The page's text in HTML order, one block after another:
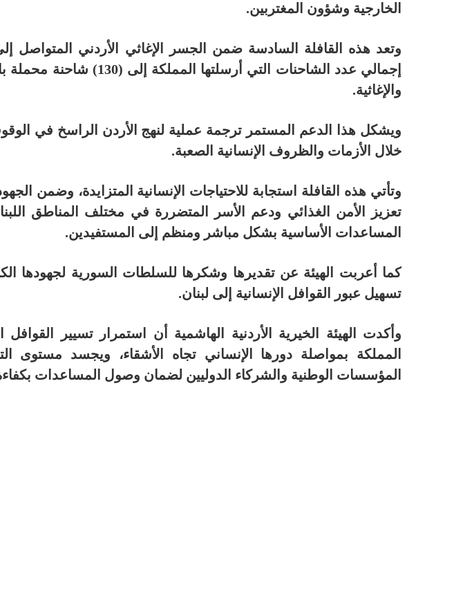
الخارجية وشؤون المغتربين.
وتعد هذه القافلة السادسة ضمن الجسر الإغاثي الأردني المتواصل
إجمالي عدد الشاحنات التي أرسلتها
والإغاثية.
ويشكل هذا الدعم المستمر ترجمة عملية لنهج الأردن الراسخ في
خلال الأزمات والظروف الإنسانية الصعبة.
وتأتي هذه القافلة استجابة للاحتياجات الإنسانية المتزايدة، وضمن
تعزيز الأمن الغذائي ودعم الأسر المتضررة في مختلف المناطق
المساعدات الأساسية بشكل مباشر ومنظم إلى المستفيدين.
كما أعربت الهيئة عن تقديرها وشكرها للسلطات السورية لجهودها
تسهيل عبور القوافل الإنسانية إلى لبنان.
وأكدت الهيئة الخيرية الأردنية الهاشمية أن استمرار تسيير القوافل
المملكة بمواصلة دورها الإنساني تجاه الأشقاء، ويجسد مستوى
المؤسسات الوطنية والشركاء الدوليين لضمان وصول المساعدات